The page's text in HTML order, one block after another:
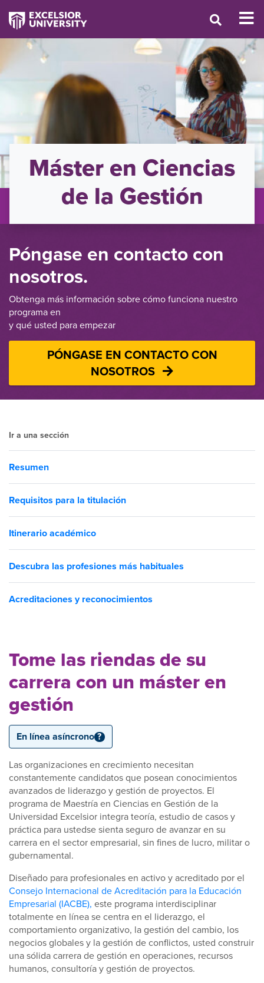
Máster en Ciencias
de la Gestión
Póngase en contacto con
nosotros.
Obtenga más información sobre cómo funciona nuestro
programa en
y qué usted para empezar
PÓNGASE EN CONTACTO CON
NOSOTROS
Ir a una sección
Resumen
Requisitos para la titulación
Itinerario académico
Descubra las profesiones más habituales
Acreditaciones y reconocimientos
Tome las riendas de su
carrera con un máster en
gestión
En línea asíncrono ?
Las organizaciones en crecimiento necesitan
constantemente candidatos que posean conocimientos
avanzados de liderazgo y gestión de proyectos. El
programa de Maestría en Ciencias en Gestión de la
Universidad Excelsior integra teoría, estudio de casos y
práctica para ustedse sienta seguro de avanzar en su
carrera en el sector empresarial, sin fines de lucro, militar o
gubernamental.
Diseñado para profesionales en activo y acreditado por el
Consejo Internacional de Acreditación para la Educación
Empresarial (IACBE), este programa interdisciplinar
totalmente en línea se centra en el liderazgo, el
comportamiento organizativo, la gestión del cambio, los
negocios globales y la gestión de conflictos, usted construir
una sólida carrera de gestión en operaciones, recursos
humanos, consultoría y gestión de proyectos.